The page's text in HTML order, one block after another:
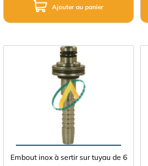
Ajouter au panier
Embout inox à sertir sur tuyau de 6